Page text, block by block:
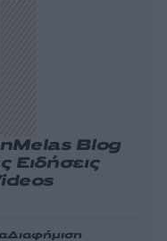
Melas Blog
Ειδήσεις
Διαφήμιση